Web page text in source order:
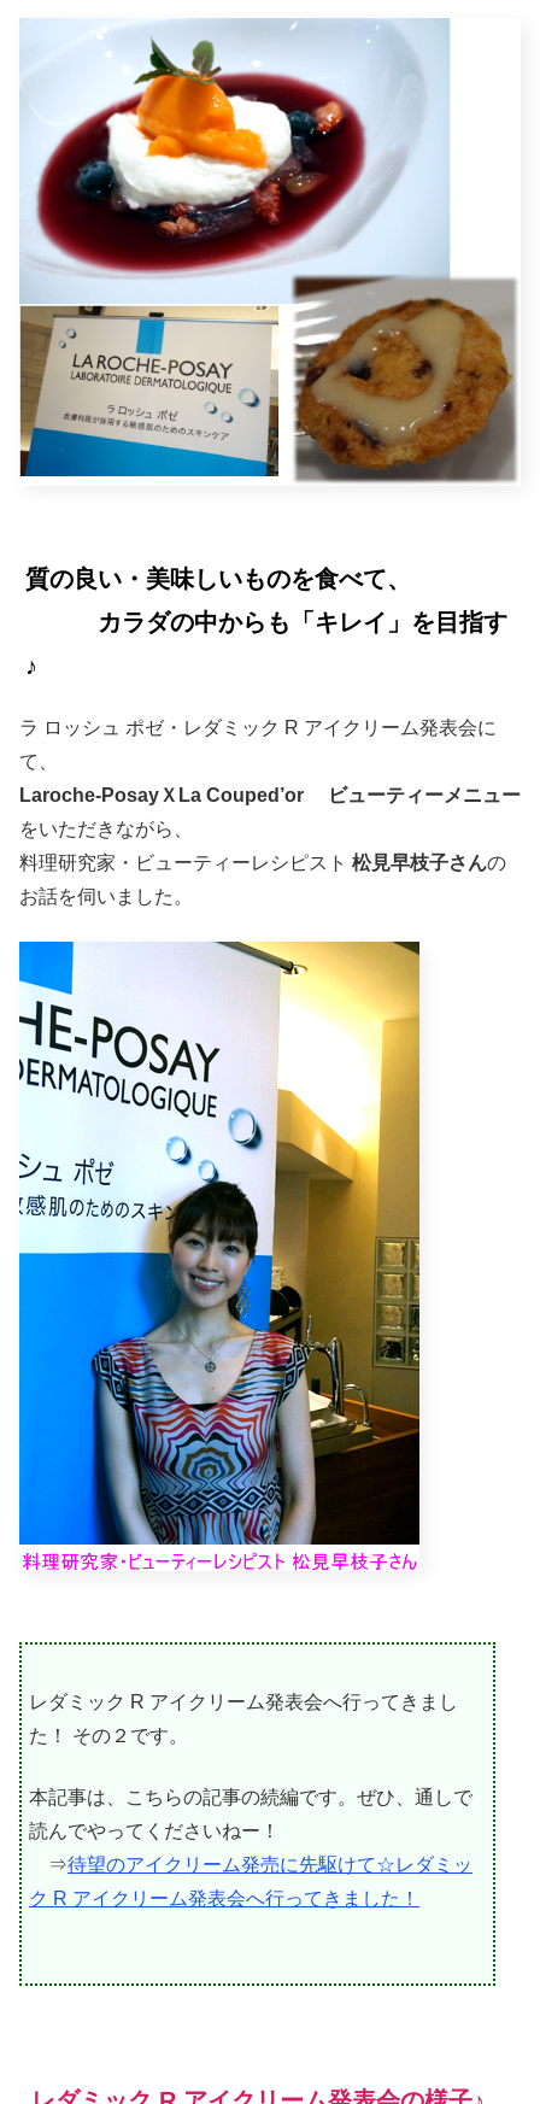
質の良い・美味しいものを食べて、
カラダの中からも「キレイ」を目指す
♪
ラ ロッシュ ポゼ・レダミック R アイクリーム発表会に
て、
Laroche-PosayＸLa Couped’or ビューティーメニュー
をいただきながら、
料理研究家・ビューティーレシピスト 松見早枝子さんの
お話を伺いました。
レダミック R アイクリーム発表会へ行ってきまし
た！ その２です。
本記事は、こちらの記事の続編です。ぜひ、通しで
読んでやってくださいねー！
⇒待望のアイクリーム発売に先駆けて☆レダミッ
ク R アイクリーム発表会へ行ってきました！